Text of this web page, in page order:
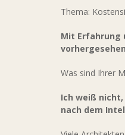
Thema:
Mit Erfahrung
Was sind Ihrer
Ich weiß
nach dem